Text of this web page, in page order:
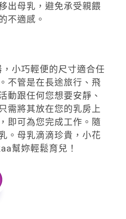
出母乳，避免承受親餵
不適感。
小巧輕便的尺寸適合任
不管是在長途旅行、飛
動跟任何您想要安靜、
需將其放在您的乳房上
即可為您完成工作。隨
。母乳滴滴珍貴，小花
幫妳輕鬆育兒！